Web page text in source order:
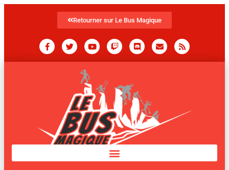
Retourner sur Le Bus Magique